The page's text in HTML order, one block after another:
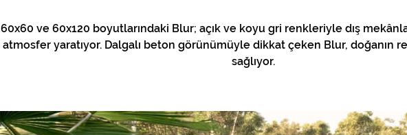
60x60 ve 60x120 boyutlarındaki Blur; açık ve koyu gri renkleriyle dış
atmosfer yaratıyor. Dalgalı beton görünümüyle dikkat çeken Blur, doğanın
sağlıyor.